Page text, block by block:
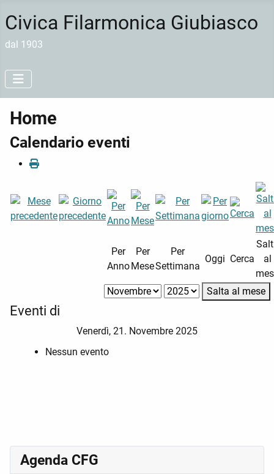
Civica Filarmonica Giubiasco
dal 1903
Home
Calendario eventi
Per
Anno
Per
Mese
Per
Settimana
Oggi Cerca
al
Salta al mese
Eventi di
Venerdì, 21. Novembre 2025
Nessun evento
Agenda CFG